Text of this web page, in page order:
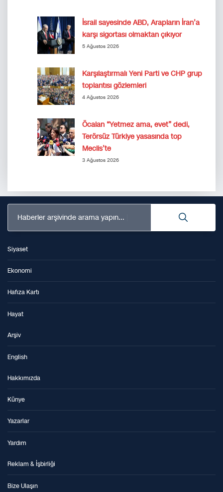
İsrail sayesinde ABD, Arapların İran’a
karşı sigortası olmaktan çıkıyor
5 Ağustos 2026
Karşılaştırmalı Yeni Parti ve CHP grup
toplantısı gözlemleri
4 Ağustos 2026
Öcalan “Yetmez ama, evet” dedi,
Terörsüz Türkiye yasasında top
Meclis’te
3 Ağustos 2026
Haberler arşivinde arama yapın...
Siyaset
Ekonomi
Hafıza Kartı
Hayat
Arşiv
English
Hakkımızda
Künye
Yazarlar
Yardım
Reklam & İşbirliği
Bize Ulaşın